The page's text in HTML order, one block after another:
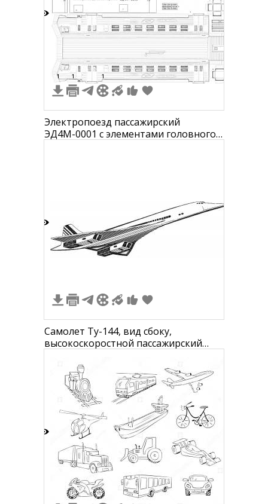
1 1 1
Электропоезд пассажирский
ЭД4М-0001 с элементами головного
Самолет Ту-144, вид сбоку,
высокоскоростной пассажирский
опущенным носовым обтекателем